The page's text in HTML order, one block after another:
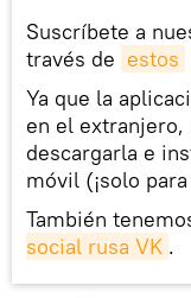
Suscríbete a
través de estos
Ya que la
en el extranjero,
descargarla e
móvil (¡solo
También
social rusa VK .